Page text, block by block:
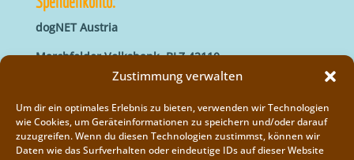
Zustimmung verwalten
Um dir ein optimales Erlebnis zu bieten, verwenden wir Technologien
wie Cookies, um Geräteinformationen zu speichern und/oder darauf
zuzugreifen. Wenn du diesen Technologien zustimmst, können wir
Daten wie das Surfverhalten oder eindeutige IDs auf dieser Website
dogNET Austria
Marchfelder Volksbank, BLZ 42110
IBAN: AT66 4211 0421 5000 0000